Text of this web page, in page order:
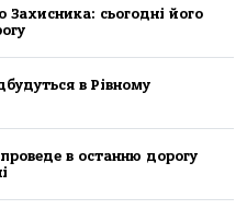
Захисника: сьогодні його
в Рівному
в останню дорогу